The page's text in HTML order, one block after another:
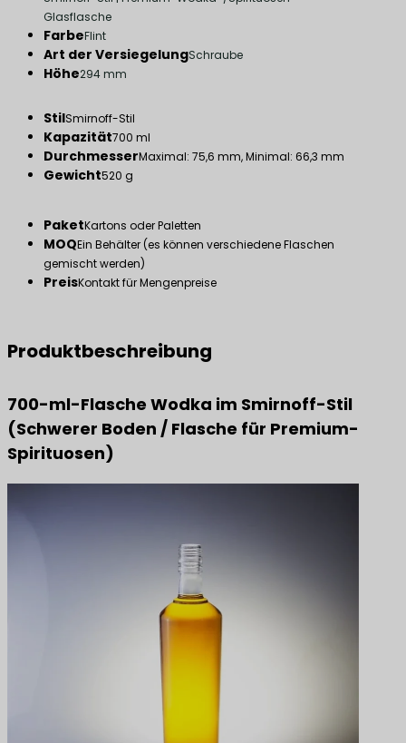
Glasflasche
FarbeFlint
Art der VersiegelungSchraube
Höhe294 mm
StilSmirnoff-Stil
Kapazität700 ml
DurchmesserMaximal: 75,6 mm, Minimal: 66,3 mm
Gewicht520 g
PaketKartons oder Paletten
MOQEin Behälter (es können verschiedene Flaschen
gemischt werden)
PreisKontakt für Mengenpreise
Produktbeschreibung
700-ml-Flasche Wodka im Smirnoff-Stil
(Schwerer Boden / Flasche für Premium-
Spirituosen)